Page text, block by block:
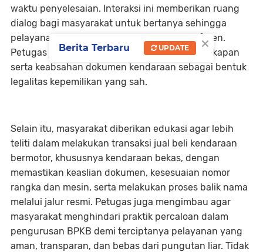
waktu penyelesaian. Interaksi ini memberikan ruang
dialog bagi masyarakat untuk bertanya sehingga
pelayanan menjadi lebih jelas, tertib, dan efisien.
Petugas juga menekankan pentingnya kelengkapan
serta keabsahan dokumen kendaraan sebagai bentuk
legalitas kepemilikan yang sah.
Selain itu, masyarakat diberikan edukasi agar lebih
teliti dalam melakukan transaksi jual beli kendaraan
bermotor, khususnya kendaraan bekas, dengan
memastikan keaslian dokumen, kesesuaian nomor
rangka dan mesin, serta melakukan proses balik nama
melalui jalur resmi. Petugas juga mengimbau agar
masyarakat menghindari praktik percaloan dalam
pengurusan BPKB demi terciptanya pelayanan yang
aman, transparan, dan bebas dari pungutan liar. Tidak
×
Berita Terbaru UPDATE